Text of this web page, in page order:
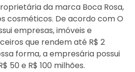
da marca Boca Rosa,
cosméticos. De acordo com O
empresas, imóveis e
que rendem até R$ 2
forma, a empresária possui
50 e R$ 100 milhões.